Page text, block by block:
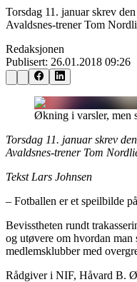
Torsdag 11. januar skrev
Avaldsnes-trener Tom
Redaksjonen
Publisert: 26.01.2018 09:26
Økning i varsler, men
Torsdag 11. januar skrev
Avaldsnes-trener Tom
Tekst Lars Johnsen
– Fotballen er et speilbilde
Bevisstheten rundt
og utøvere om hvordan man
medlemsklubber med
Rådgiver i NIF, Håvard B.